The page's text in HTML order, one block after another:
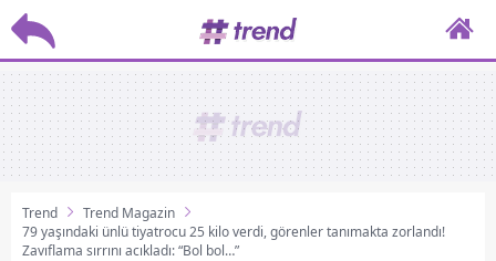
Trend
Trend Magazin
79 yaşındaki ünlü tiyatrocu 25 kilo verdi, görenler tanımakta zorlandı!
Zayıflama sırrını açıkladı: “Bol bol…”